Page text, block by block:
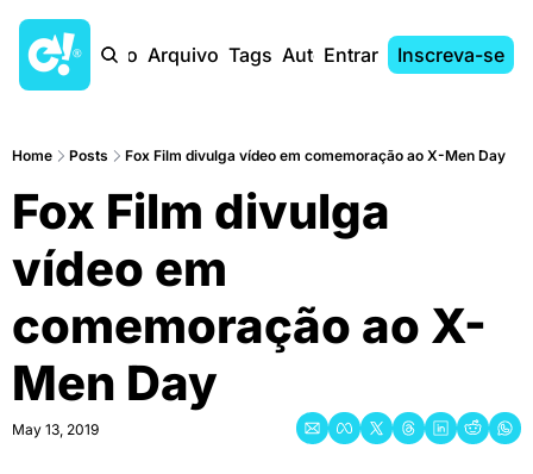
Início Arquivo Tags AutoresEntrar Inscreva-se
Home Posts Fox Film divulga vídeo em comemoração ao X-Men Day
Fox Film divulga
vídeo em
comemoração ao X-
Men Day
May 13, 2019